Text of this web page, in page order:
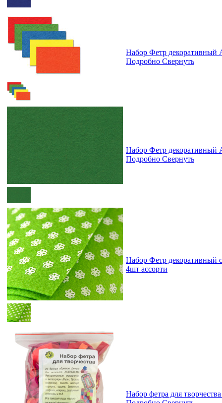
Набор Фетр декоративный
Подробно Свернуть
Набор Фетр декоративный
Подробно Свернуть
Набор Фетр декоративный
4шт ассорти
Набор фетра для